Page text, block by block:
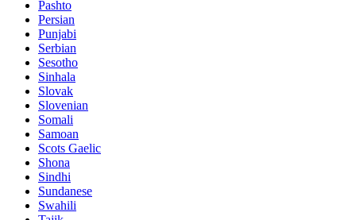
Pashto
Persian
Punjabi
Serbian
Sesotho
Sinhala
Slovak
Slovenian
Somali
Samoan
Scots Gaelic
Shona
Sindhi
Sundanese
Swahili